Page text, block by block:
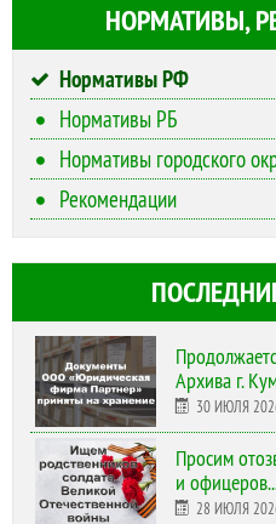
НОРМАТИВЫ,
Нормативы РФ
Нормативы РБ
Нормативы городского
Рекомендации
Архива г.
30 ИЮЛЯ
Просим
и
28 ИЮЛЯ